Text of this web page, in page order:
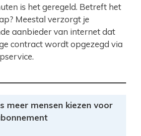
is het geregeld. Betreft het
Meestal verzorgt je
aanbieder van internet dat
contract wordt opgezegd via
meer mensen kiezen voor